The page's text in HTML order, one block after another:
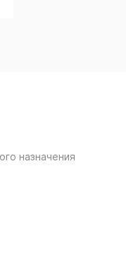
назначения